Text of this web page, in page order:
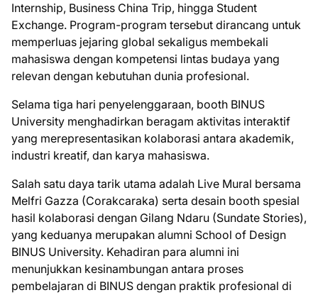
Internship, Business China Trip, hingga Student
Exchange. Program-program tersebut dirancang untuk
memperluas jejaring global sekaligus membekali
mahasiswa dengan kompetensi lintas budaya yang
relevan dengan kebutuhan dunia profesional.
Selama tiga hari penyelenggaraan, booth BINUS
University menghadirkan beragam aktivitas interaktif
yang merepresentasikan kolaborasi antara akademik,
industri kreatif, dan karya mahasiswa.
Salah satu daya tarik utama adalah Live Mural bersama
Melfri Gazza (Corakcaraka) serta desain booth spesial
hasil kolaborasi dengan Gilang Ndaru (Sundate Stories),
yang keduanya merupakan alumni School of Design
BINUS University. Kehadiran para alumni ini
menunjukkan kesinambungan antara proses
pembelajaran di BINUS dengan praktik profesional di